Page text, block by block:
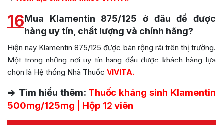
16Mua Klamentin 875/125 ở đâu để được
hàng uy tín, chất lượng và chính hãng?
Hiện nay Klamentin 875/125 được bán rộng rãi trên thị trường.
Một trong những nơi uy tín hàng đầu được khách hàng lựa
chọn là Hệ thống Nhà Thuốc VIVITA.
=> Tìm hiểu thêm: Thuốc kháng sinh Klamentin
500mg/125mg | Hộp 12 viên